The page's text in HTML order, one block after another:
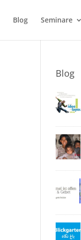
Blog Seminare
Blog